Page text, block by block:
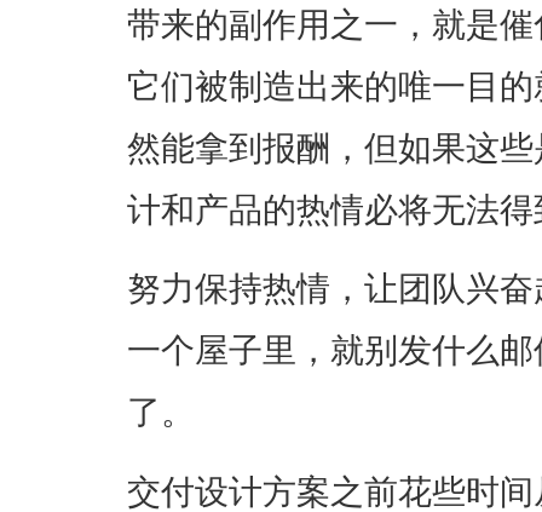
带来的副作用之一，就是
它们被制造出来的唯一目
然能拿到报酬，但如果这
计和产品的热情必将无法
努力保持热情，让团队兴
一个屋子里，就别发什么
了。
交付设计方案之前花些时